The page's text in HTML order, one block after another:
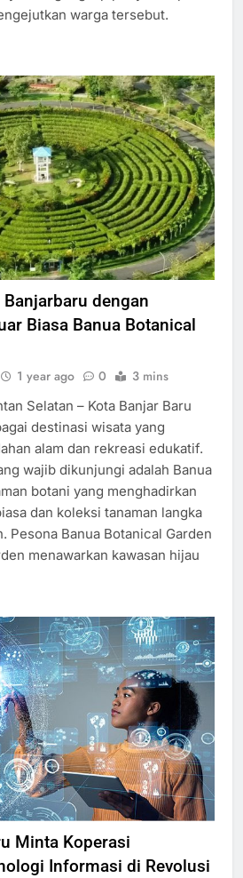
warga tersebut.
dengan
Biasa Banua Botanical
1 year ago 0 3 mins
Selatan – Kota Banjar Baru
destinasi wisata yang
alam dan rekreasi edukatif.
wajib dikunjungi adalah Banua
botani yang menghadirkan
dan koleksi tanaman langka
Pesona Banua Botanical Garden
menawarkan kawasan hijau
Minta Koperasi
Informasi di Revolusi